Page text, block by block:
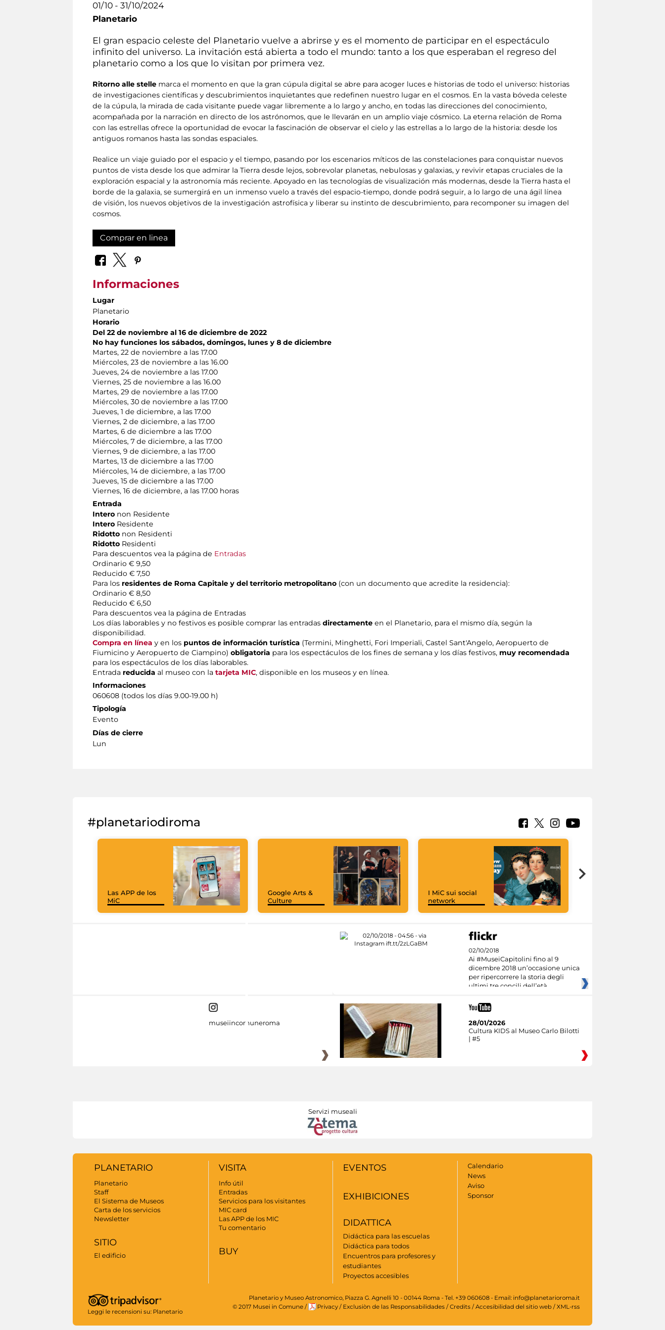
01/10 - 31/10/2024
Planetario
El gran espacio celeste del Planetario vuelve a abrirse y es el momento de participar en el espectáculo
infinito del universo. La invitación está abierta a todo el mundo: tanto a los que esperaban el regreso del
planetario como a los que lo visitan por primera vez.
Ritorno alle stelle marca el momento en que la gran cúpula digital se abre para acoger luces e historias de todo el universo: historias
de investigaciones científicas y descubrimientos inquietantes que redefinen nuestro lugar en el cosmos. En la vasta bóveda celeste
de la cúpula, la mirada de cada visitante puede vagar libremente a lo largo y ancho, en todas las direcciones del conocimiento,
acompañada por la narración en directo de los astrónomos, que le llevarán en un amplio viaje cósmico. La eterna relación de Roma
con las estrellas ofrece la oportunidad de evocar la fascinación de observar el cielo y las estrellas a lo largo de la historia: desde los
antiguos romanos hasta las sondas espaciales.
Realice un viaje guiado por el espacio y el tiempo, pasando por los escenarios míticos de las constelaciones para conquistar nuevos
puntos de vista desde los que admirar la Tierra desde lejos, sobrevolar planetas, nebulosas y galaxias, y revivir etapas cruciales de la
exploración espacial y la astronomía más reciente. Apoyado en las tecnologías de visualización más modernas, desde la Tierra hasta el
borde de la galaxia, se sumergirá en un inmenso vuelo a través del espacio-tiempo, donde podrá seguir, a lo largo de una ágil línea
de visión, los nuevos objetivos de la investigación astrofísica y liberar su instinto de descubrimiento, para recomponer su imagen del
cosmos.
Comprar en linea
Informaciones
Lugar
Planetario
Horario
Del 22 de noviembre al 16 de diciembre de 2022
No hay funciones los sábados, domingos, lunes y 8 de diciembre
Martes, 22 de noviembre a las 17.00
Miércoles, 23 de noviembre a las 16.00
Jueves, 24 de noviembre a las 17.00
Viernes, 25 de noviembre a las 16.00
Martes, 29 de noviembre a las 17.00
Miércoles, 30 de noviembre a las 17.00
Jueves, 1 de diciembre, a las 17.00
Viernes, 2 de diciembre, a las 17.00
Martes, 6 de diciembre a las 17.00
Miércoles, 7 de diciembre, a las 17.00
Viernes, 9 de diciembre, a las 17.00
Martes, 13 de diciembre a las 17.00
Miércoles, 14 de diciembre, a las 17.00
Jueves, 15 de diciembre a las 17.00
Viernes, 16 de diciembre, a las 17.00 horas
Entrada
Intero non Residente
Intero Residente
Ridotto non Residenti
Ridotto Residenti
Para descuentos vea la página de Entradas
Ordinario € 9,50
Reducido € 7,50
Para los residentes de Roma Capitale y del territorio metropolitano (con un documento que acredite la residencia):
Ordinario € 8,50
Reducido € 6,50
Para descuentos vea la página de Entradas
Los días laborables y no festivos es posible comprar las entradas directamente en el Planetario, para el mismo día, según la
disponibilidad.
Compra en línea y en los puntos de información turística (Termini, Minghetti, Fori Imperiali, Castel Sant'Angelo, Aeropuerto de
Fiumicino y Aeropuerto de Ciampino) obligatoria para los espectáculos de los fines de semana y los días festivos, muy recomendada
para los espectáculos de los días laborables.
Entrada reducida al museo con la tarjeta MIC, disponible en los museos y en línea.
Informaciones
060608 (todos los días 9.00-19.00 h)
Tipología
Evento
Días de cierre
Lun
#planetariodiroma
Las APP de los
MiC
Google Arts &
Culture
I MiC sui social
network
02/10/2018
Ai #MuseiCapitolini fino al 9
dicembre 2018 un’occasione unica
per ripercorrere la storia degli
ultimi tre concili dell’età
museiincomuneroma
28/01/2026
Cultura KIDS al Museo Carlo Bilotti
| #5
Servizi museali
PLANETARIO
Planetario
Staff
El Sistema de Museos
Carta de los servicios
Newsletter
SITIO
El edificio
VISITA
Info útil
Entradas
Servicios para los visitantes
MIC card
Las APP de los MIC
Tu comentario
BUY
EVENTOS
EXHIBICIONES
DIDATTICA
Didáctica para las escuelas
Didáctica para todos
Encuentros para profesores y
estudiantes
Proyectos accesibles
Calendario
News
Aviso
Sponsor
Leggi le recensioni su: Planetario
Planetario y Museo Astronomico, Piazza G. Agnelli 10 - 00144 Roma - Tel. +39 060608 - Email: info@planetarioroma.it
© 2017 Musei in Comune / Privacy / Exclusiòn de las Responsabilidades /Credits /Accesibilidad del sitio web /XML-rss